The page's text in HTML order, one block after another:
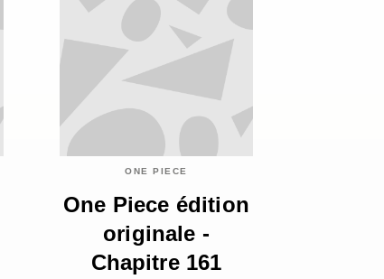
ONE PIECE
One Piece édition
originale -
Chapitre 161